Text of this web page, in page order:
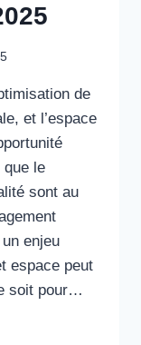
de
et l’espace
que le
sont au
enjeu
espace peut
soit pour…